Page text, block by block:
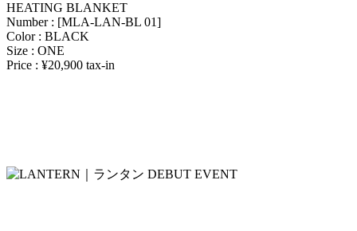
HEATING BLANKET
Number : [MLA-LAN-BL 01]
Color : BLACK
Size : ONE
Price : ¥20,900 tax-in